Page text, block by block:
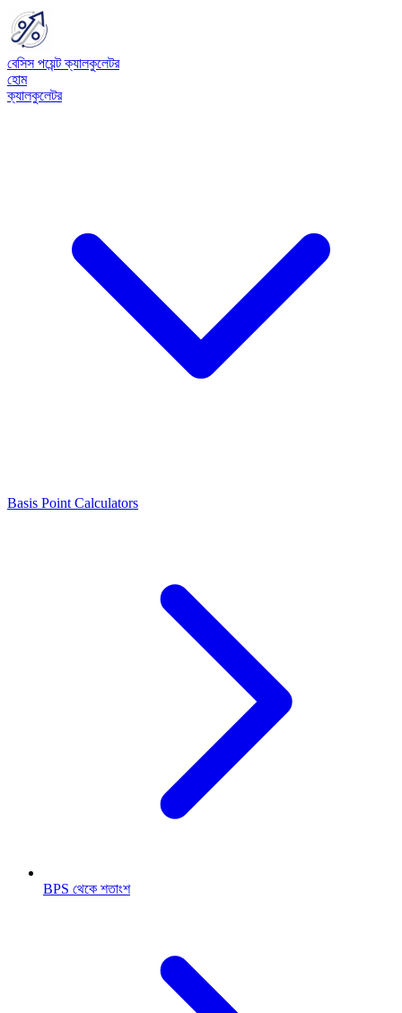
বেসিস পয়েন্ট ক্যালকুলেটর
হোম
ক্যালকুলেটর
Basis Point Calculators
BPS থেকে শতাংশ